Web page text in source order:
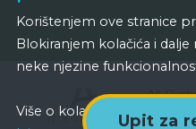
All
Upit za
Korištenjem ove stranice
Blokiranjem kolačića i
neke njezine
Više o kolačićima možete